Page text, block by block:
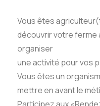
Vous êtes
découvrir votre ferme
organiser
une activité pour vos
Vous êtes un
mettre en avant le